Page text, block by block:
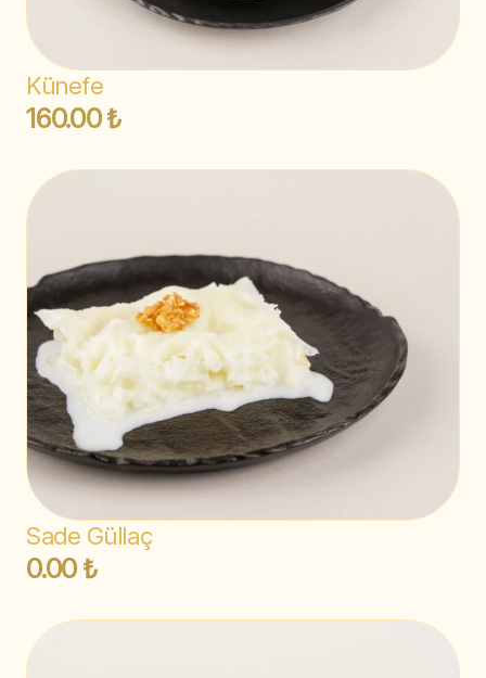
Künefe
160.00 ₺
Sade Güllaç
0.00 ₺